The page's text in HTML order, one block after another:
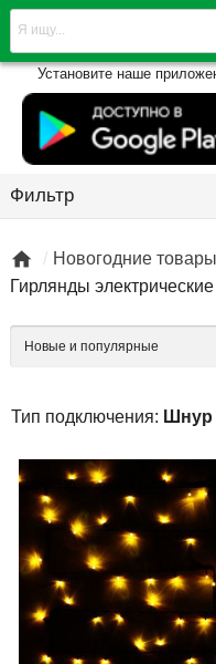
Установите наше
Фильтр
 Новогодние товары
Гирлянды
Тип подключения: Шнур